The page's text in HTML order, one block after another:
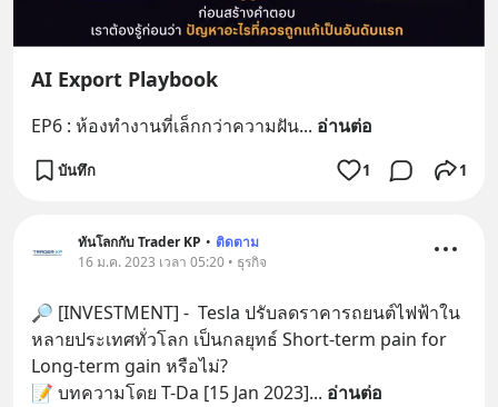
AI Export Playbook
EP6 : ห้องทำงานที่เล็กกว่าความฝัน... อ่านต่อ
บันทึก 1 1
ทันโลกกับ Trader KP • ติดตาม
16 ม.ค. 2023 เวลา 05:20 • ธุรกิจ
🔎 [INVESTMENT] -  Tesla ปรับลดราคารถยนต์ไฟฟ้าใน
หลายประเทศทั่วโลก เป็นกลยุทธ์ Short-term pain for
Long-term gain หรือไม่?
📝 บทความโดย T-Da [15 Jan 2023]... อ่านต่อ